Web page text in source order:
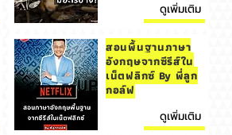
ดูเพิ่มเติม
สอนพื้นฐานภาษา
อังกฤษจากซีรีส์ใน
เน็ตฟลิกซ์ By พี่ลูก
กอล์ฟ
ดูเพิ่มเติม